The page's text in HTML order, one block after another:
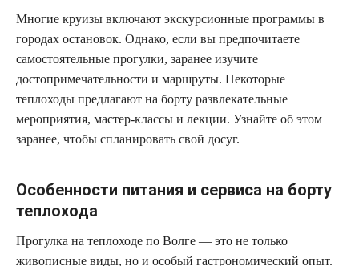
Многие круизы включают экскурсионные программы в
городах остановок. Однако, если вы предпочитаете
самостоятельные прогулки, заранее изучите
достопримечательности и маршруты. Некоторые
теплоходы предлагают на борту развлекательные
мероприятия, мастер-классы и лекции. Узнайте об этом
заранее, чтобы спланировать свой досуг.
Особенности питания и сервиса на борту
теплохода
Прогулка на теплоходе по Волге — это не только
живописные виды, но и особый гастрономический опыт.